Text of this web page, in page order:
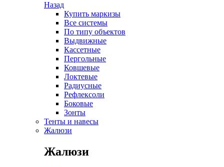
Назад
Купить маркизы
Все системы
По типу объектов
Выдвижные
Кассетные
Пергольные
Ковшевые
Локтевые
Радиусные
Рефлексоли
Боковые
Зонты
Тенты и навесы
Жалюзи
Жалюзи